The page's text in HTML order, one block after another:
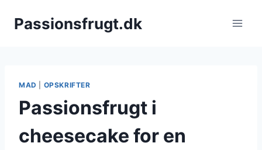
Passionsfrugt.dk
MAD OPSKRIFTER
Passionsfrugt i
cheesecake for en